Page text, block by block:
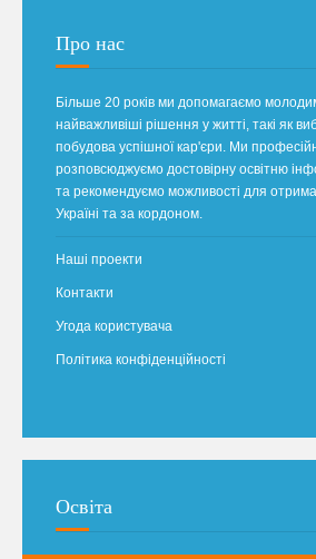
Про нас
Більше 20 років ми допомагаємо
найважливіші рішення у житті, такі як
побудова успішної кар'єри. Ми
розповсюджуємо достовірну освітню
та рекомендуємо можливості для
Україні та за кордоном.
Наші проекти
Контакти
Угода користувача
Політика конфіденційності
Освіта